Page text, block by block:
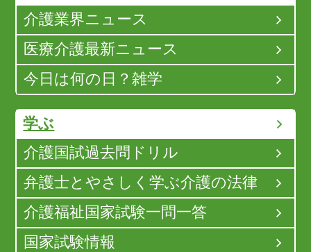
介護業界ニュース
医療介護最新ニュース
今日は何の日？雑学
学ぶ
介護国試過去問ドリル
弁護士とやさしく学ぶ介護の法律
介護福祉国家試験一問一答
国家試験情報